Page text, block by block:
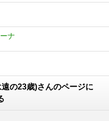
ナ
の23歳)さんのページに